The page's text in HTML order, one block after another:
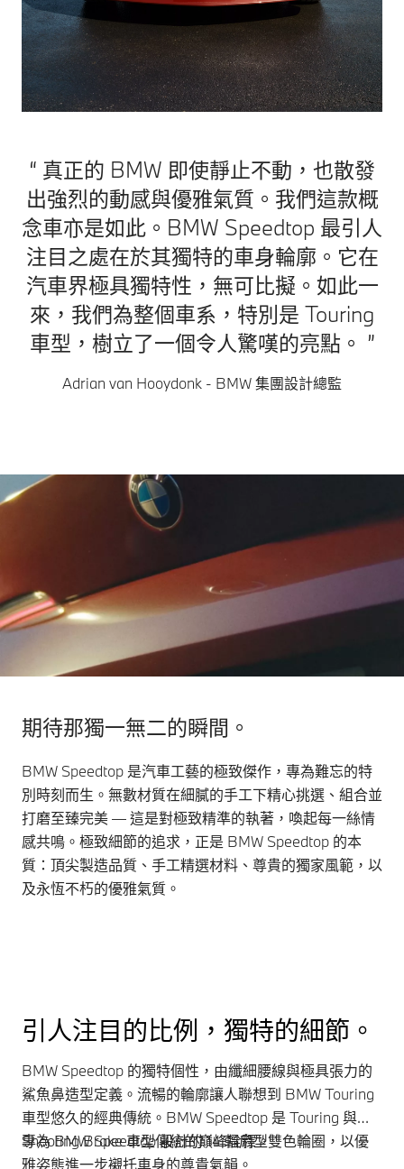
真正的 BMW 即使靜止不動，也散發
出強烈的動感與優雅氣質。我們這款概
念車亦是如此。BMW Speedtop 最引人
注目之處在於其獨特的車身輪廓。它在
汽車界極具獨特性，無可比擬。如此一
來，我們為整個車系，特別是 Touring
車型，樹立了一個令人驚嘆的亮點。
Adrian van Hooydonk - BMW 集團設計總監
期待那獨一無二的瞬間。
BMW Speedtop 是汽車工藝的極致傑作，專為難忘的特
別時刻而生。無數材質在細膩的手工下精心挑選、組合並
打磨至臻完美 — 這是對極致精準的執著，喚起每一絲情
感共鳴。極致細節的追求，正是 BMW Speedtop 的本
質：頂尖製造品質、手工精選材料、尊貴的獨家風範，以
及永恆不朽的優雅氣質。
引人注目的比例，獨特的細節。
BMW Speedtop 的獨特個性，由纖細腰線與極具張力的
鯊魚鼻造型定義。流暢的輪廓讓人聯想到 BMW Touring
車型悠久的經典傳統。BMW Speedtop 是 Touring 與
Shooting Brake 車型傳統的巔峰詮釋。
專為 BMW Speedtop 設計的 14 輻扇型雙色輪圈，以優
雅姿態進一步襯托車身的尊貴氣韻。